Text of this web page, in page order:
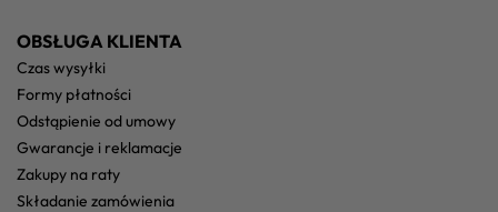
OBSŁUGA KLIENTA
czas wysyłki
formy płatności
odstąpienie od umowy
gwarancje i reklamacje
zakupy na raty
składanie zamówienia